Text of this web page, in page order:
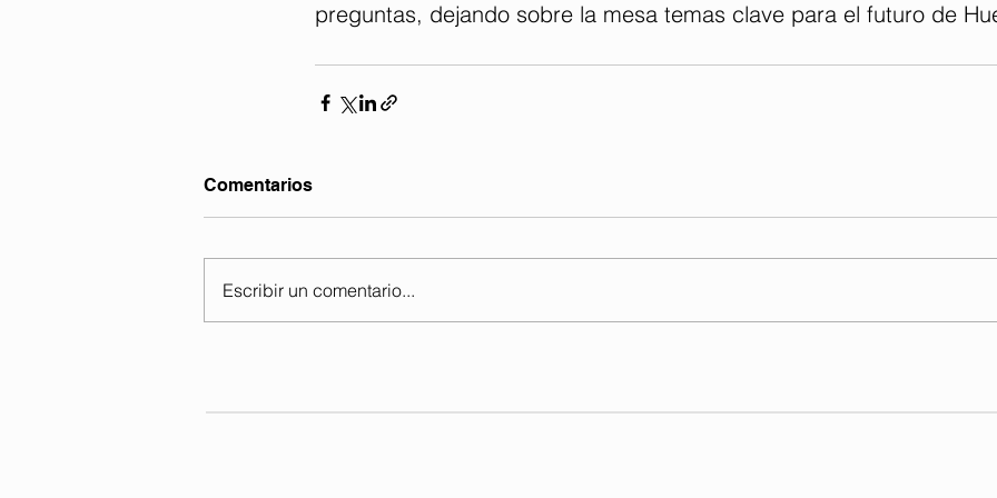
preguntas, dejando sobre la mesa temas clave para el futuro de
Comentarios
Escribir un comentario...